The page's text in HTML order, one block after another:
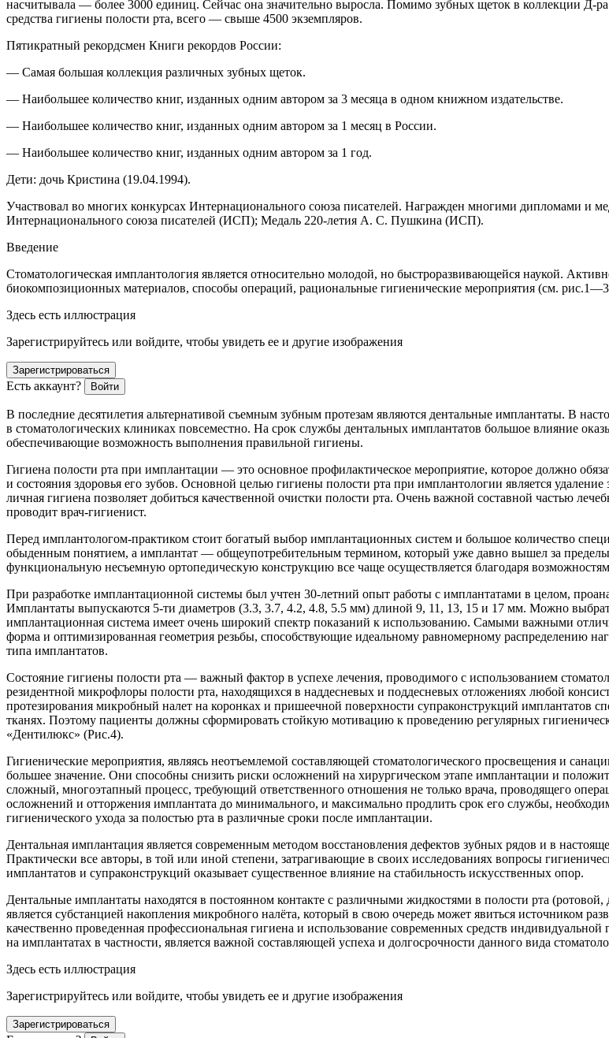
насчитывала — более 3000 единиц. Сейчас она значительно выросла. Помимо зубных щеток в коллекции Д-
средства гигиены полости рта, всего — свыше 4500 экземпляров.
Пятикратный рекордсмен Книги рекордов России:
— Самая большая коллекция различных зубных щеток.
— Наибольшее количество книг, изданных одним автором за 3 месяца в одном книжном издательстве.
— Наибольшее количество книг, изданных одним автором за 1 месяц в России.
— Наибольшее количество книг, изданных одним автором за 1 год.
Дети: дочь Кристина (19.04.1994).
Участвовал во многих конкурсах Интернационального союза писателей. Награжден многими дипломами
Интернационального союза писателей (ИСП); Медаль 220-летия А. С. Пушкина (ИСП).
Введение
Стоматологическая имплантология является относительно молодой, но быстроразвивающейся наукой.
биокомпозиционных материалов, способы операций, рациональные гигиенические мероприятия (см.
Здесь есть иллюстрация
Зарегистрируйтесь или войдите, чтобы увидеть ее и другие изображения
Зарегистрироваться
Есть аккаунт? Войти
В последние десятилетия альтернативой съемным зубным протезам являются дентальные имплантаты. В
в стоматологических клиниках повсеместно. На срок службы дентальных имплантатов большое влияние
обеспечивающие возможность выполнения правильной гигиены.
Гигиена полости рта при имплантации — это основное профилактическое мероприятие, которое должно
и состояния здоровья его зубов. Основной целью гигиены полости рта при имплантологии является
личная гигиена позволяет добиться качественной очистки полости рта. Очень важной составной частью
проводит врач-гигиенист.
Перед имплантологом-практиком стоит богатый выбор имплантационных систем и большое количество
обыденным понятием, а имплантат — общеупотребительным термином, который уже давно вышел за
функциональную несъемную ортопедическую конструкцию все чаще осуществляется благодаря
При разработке имплантационной системы был учтен 30-летний опыт работы с имплантатами в целом,
Имплантаты выпускаются 5-ти диаметров (3.3, 3.7, 4.2, 4.8, 5.5 мм) длиной 9, 11, 13, 15 и 17 мм. Можно
имплантационная система имеет очень широкий спектр показаний к использованию. Самыми важными
форма и оптимизированная геометрия резьбы, способствующие идеальному равномерному распределению
типа имплантатов.
Состояние гигиены полости рта — важный фактор в успехе лечения, проводимого с использованием
резидентной микрофлоры полости рта, находящихся в наддесневых и поддесневых отложениях любой
протезирования микробный налет на коронках и пришеечной поверхности супраконструкций имплантатов
тканях. Поэтому пациенты должны сформировать стойкую мотивацию к проведению регулярных
«Дентилюкс» (Рис.4).
Гигиенические мероприятия, являясь неотъемлемой составляющей стоматологического просвещения и
большее значение. Они способны снизить риски осложнений на хирургическом этапе имплантации и
сложный, многоэтапный процесс, требующий ответственного отношения не только врача, проводящего
осложнений и отторжения имплантата до минимального, и максимально продлить срок его службы,
гигиенического ухода за полостью рта в различные сроки после имплантации.
Дентальная имплантация является современным методом восстановления дефектов зубных рядов и в
Практически все авторы, в той или иной степени, затрагивающие в своих исследованиях вопросы
имплантатов и супраконструкций оказывает существенное влияние на стабильность искусственных опор.
Дентальные имплантаты находятся в постоянном контакте с различными жидкостями в полости рта
является субстанцией накопления микробного налёта, который в свою очередь может явиться источником
качественно проведенная профессиональная гигиена и использование современных средств
на имплантатах в частности, является важной составляющей успеха и долгосрочности данного вида
Здесь есть иллюстрация
Зарегистрируйтесь или войдите, чтобы увидеть ее и другие изображения
Зарегистрироваться